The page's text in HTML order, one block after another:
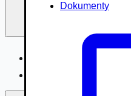
Dokumenty